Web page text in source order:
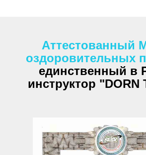
Аттестованный
оздоровительных
единственный в
инструктор "DORN